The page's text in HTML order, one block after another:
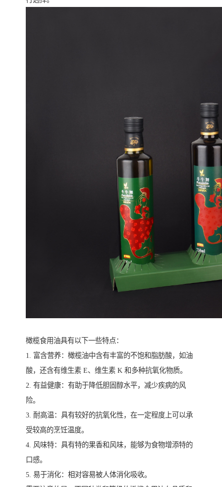
橄榄食用油具有以下一些特点：
1. 富含营养：橄榄油中含有丰富的不饱和脂肪酸，如油
酸，还含有维生素 E、维生素 K 和多种抗氧化物质。
2. 有益健康：有助于降低胆固醇水平，减少疾病的风
险。
3. 耐高温：具有较好的抗氧化性，在一定程度上可以承
受较高的烹饪温度。
4. 风味特：具有特的果香和风味，能够为食物增添特的
口感。
5. 易于消化：相对容易被人体消化吸收。